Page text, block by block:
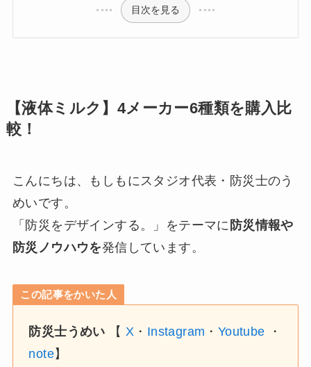
目次を見る
【液体ミルク】4メーカー6種類を購入比
較！
こんにちは、もしもにスタジオ代表・防災士のう
めいです。
「防災をデザインする。」をテーマに 防災情報や
防災ノウハウを発信しています。
この記事をかいた人
防災士うめい 【 X ・ Instagram ・ Youtube ・
note】